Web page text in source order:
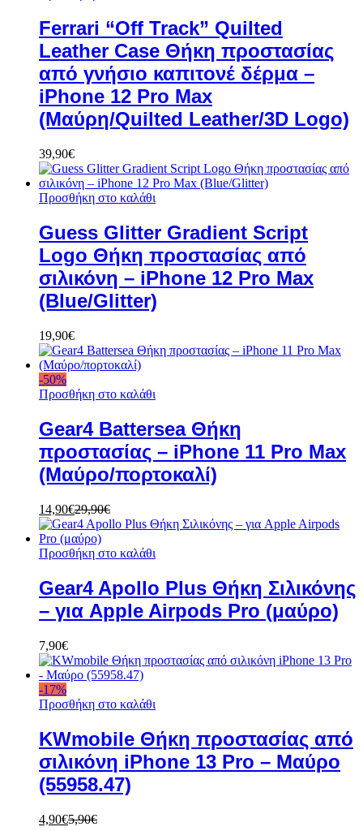
Ferrari “Off Track” Quilted
Leather Case Θήκη προστασίας
από γνήσιο καπιτονέ δέρμα –
iPhone 12 Pro Max
(Μαύρη/Quilted Leather/3D Logo)
39,90€
Προσθήκη στο καλάθι
Guess Glitter Gradient Script
Logo Θήκη προστασίας από
σιλικόνη – iPhone 12 Pro Max
(Blue/Glitter)
19,90€
-50%
Προσθήκη στο καλάθι
Gear4 Battersea Θήκη
προστασίας – iPhone 11 Pro Max
(Μαύρο/πορτοκαλί)
14,90€29,90€
Προσθήκη στο καλάθι
Gear4 Apollo Plus Θήκη Σιλικόνης
– για Apple Airpods Pro (μαύρο)
7,90€
-17%
Προσθήκη στο καλάθι
KWmobile Θήκη προστασίας από
σιλικόνη iPhone 13 Pro – Μαύρο
(55958.47)
4,90€5,90€